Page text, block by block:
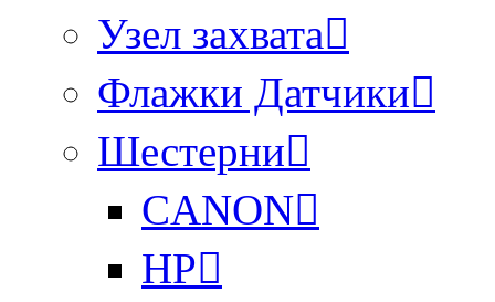
Узел захвата
Флажки Датчики
Шестерни
CANON
HP